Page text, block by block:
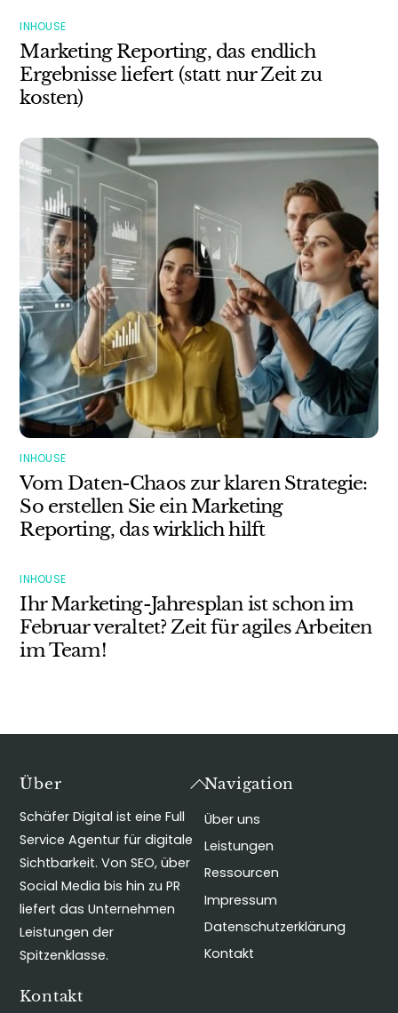
INHOUSE
Marketing Reporting, das endlich
Ergebnisse liefert (statt nur Zeit zu
kosten)
INHOUSE
Vom Daten-Chaos zur klaren Strategie:
So erstellen Sie ein Marketing
Reporting, das wirklich hilft
INHOUSE
Ihr Marketing-Jahresplan ist schon im
Februar veraltet? Zeit für agiles Arbeiten
im Team!
Back
Top
Über
Schäfer Digital ist eine Full
Service Agentur für digitale
Sichtbarkeit. Von SEO, über
Social Media bis hin zu PR
liefert das Unternehmen
Leistungen der
Spitzenklasse.
Navigation
Über uns
Leistungen
Ressourcen
Impressum
Datenschutzerklärung
Kontakt
Kontakt